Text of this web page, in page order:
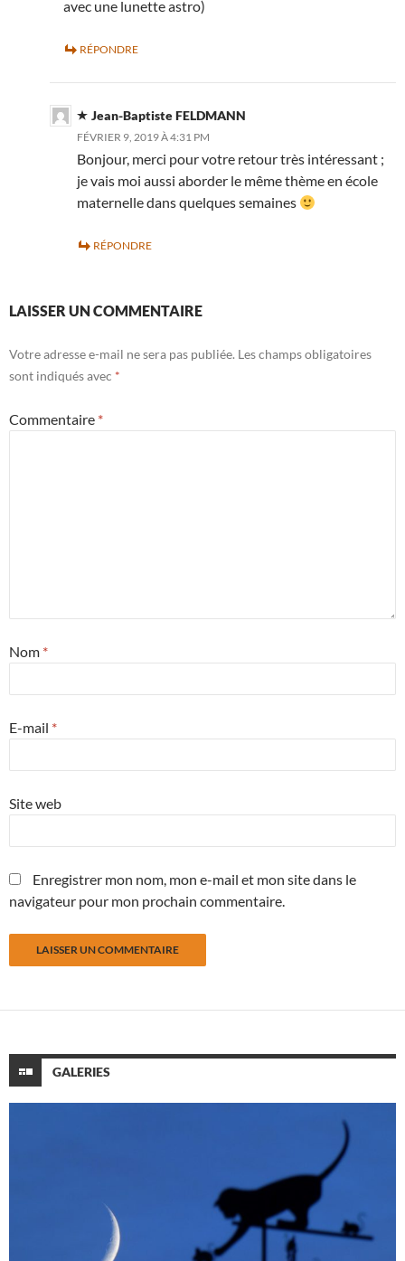
avec une lunette astro)
RÉPONDRE
Jean-Baptiste FELDMANN
FÉVRIER 9, 2019 À 4:31 PM
Bonjour, merci pour votre retour très intéressant ;
je vais moi aussi aborder le même thème en école
maternelle dans quelques semaines
RÉPONDRE
LAISSER UN COMMENTAIRE
Votre adresse e-mail ne sera pas publiée. Les champs obligatoires
sont indiqués avec *
Commentaire *
Nom *
E-mail *
Site web
Enregistrer mon nom, mon e-mail et mon site dans le
navigateur pour mon prochain commentaire.
GALERIES